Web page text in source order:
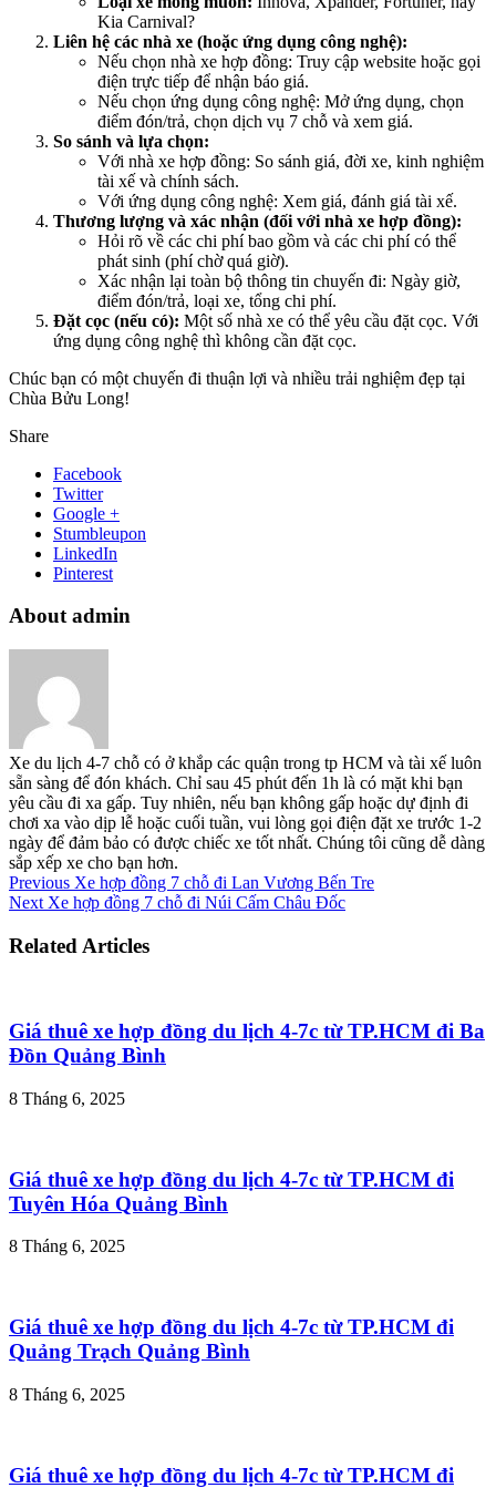
Kia Carnival?
Liên hệ các nhà xe (hoặc ứng dụng công nghệ):
Nếu chọn nhà xe hợp đồng: Truy cập website hoặc gọi
điện trực tiếp để nhận báo giá.
Nếu chọn ứng dụng công nghệ: Mở ứng dụng, chọn
điểm đón/trả, chọn dịch vụ 7 chỗ và xem giá.
So sánh và lựa chọn:
Với nhà xe hợp đồng: So sánh giá, đời xe, kinh nghiệm
tài xế và chính sách.
Với ứng dụng công nghệ: Xem giá, đánh giá tài xế.
Thương lượng và xác nhận (đối với nhà xe hợp đồng):
Hỏi rõ về các chi phí bao gồm và các chi phí có thể
phát sinh (phí chờ quá giờ).
Xác nhận lại toàn bộ thông tin chuyến đi: Ngày giờ,
điểm đón/trả, loại xe, tổng chi phí.
Đặt cọc (nếu có): Một số nhà xe có thể yêu cầu đặt cọc. Với
ứng dụng công nghệ thì không cần đặt cọc.
Chúc bạn có một chuyến đi thuận lợi và nhiều trải nghiệm đẹp tại
Chùa Bửu Long!
Share
Facebook
Twitter
Google +
Stumbleupon
LinkedIn
Pinterest
About admin
Xe du lịch 4-7 chỗ có ở khắp các quận trong tp HCM và tài xế luôn
sẵn sàng để đón khách. Chỉ sau 45 phút đến 1h là có mặt khi bạn
yêu cầu đi xa gấp. Tuy nhiên, nếu bạn không gấp hoặc dự định đi
chơi xa vào dịp lễ hoặc cuối tuần, vui lòng gọi điện đặt xe trước 1-2
ngày để đảm bảo có được chiếc xe tốt nhất. Chúng tôi cũng dễ dàng
sắp xếp xe cho bạn hơn.
Previous Xe hợp đồng 7 chỗ đi Lan Vương Bến Tre
Next Xe hợp đồng 7 chỗ đi Núi Cấm Châu Đốc
Related Articles
Giá thuê xe hợp đồng du lịch 4-7c từ TP.HCM đi Ba
Đồn Quảng Bình
8 Tháng 6, 2025
Giá thuê xe hợp đồng du lịch 4-7c từ TP.HCM đi
Tuyên Hóa Quảng Bình
8 Tháng 6, 2025
Giá thuê xe hợp đồng du lịch 4-7c từ TP.HCM đi
Quảng Trạch Quảng Bình
8 Tháng 6, 2025
Giá thuê xe hợp đồng du lịch 4-7c từ TP.HCM đi